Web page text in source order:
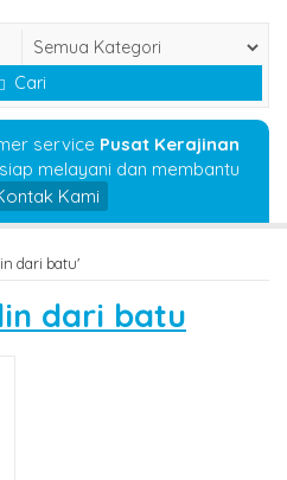
Cari
service Pusat Kerajinan
siap melayani dan membantu
Kami
dari batu'
dari batu